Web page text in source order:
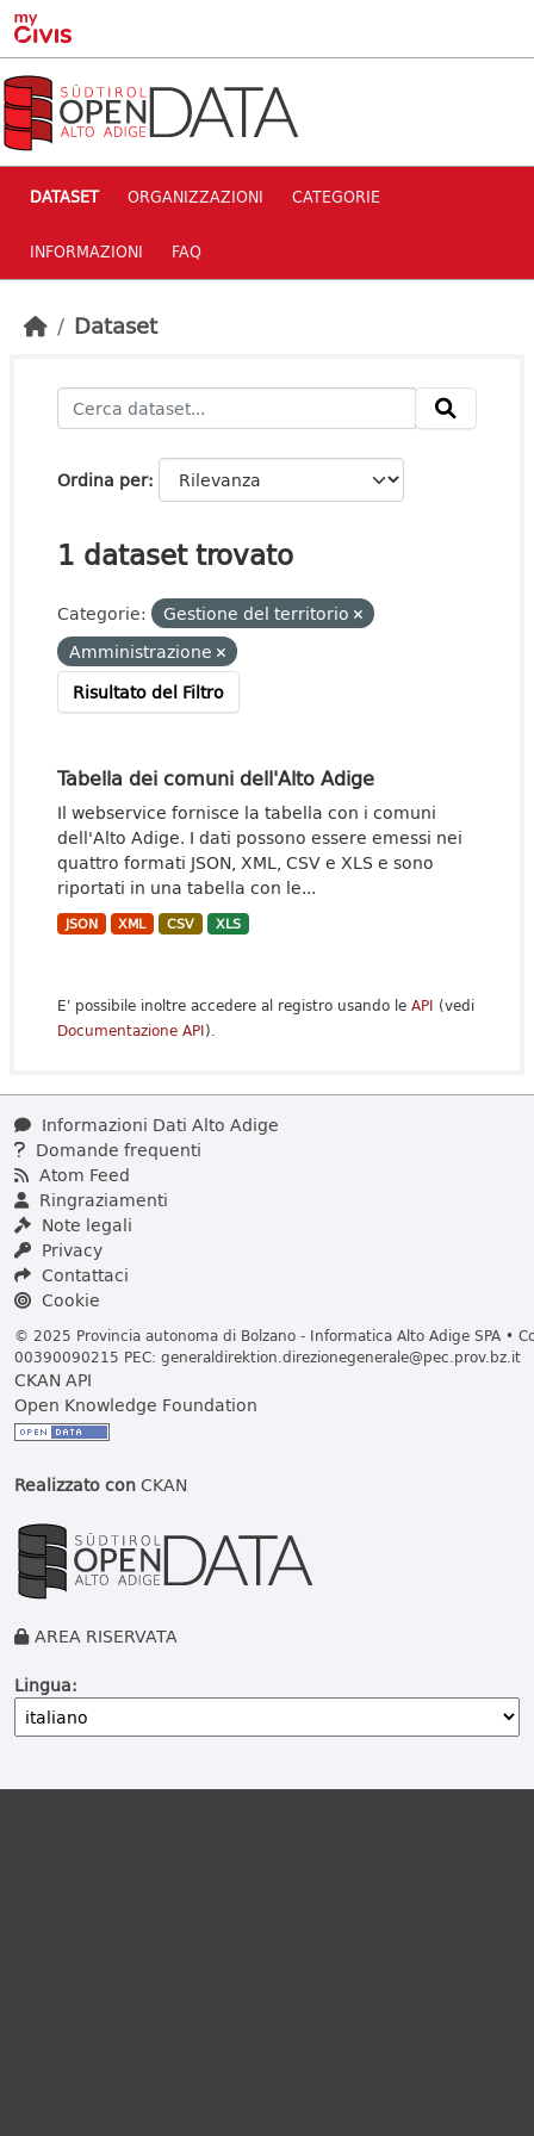
Skip to main content
DATASET ORGANIZZAZIONI CATEGORIE
INFORMAZIONI FAQ
Dataset
Ordina per
1 dataset trovato
Categorie:
Gestione del territorio
Amministrazione
Risultato del Filtro
Tabella dei comuni dell'Alto Adige
Il webservice fornisce la tabella con i comuni
dell'Alto Adige. I dati possono essere emessi nei
quattro formati JSON, XML, CSV e XLS e sono
riportati in una tabella con le...
JSON XML CSV XLS
E' possibile inoltre accedere al registro usando le API (vedi
Documentazione API).
Informazioni Dati Alto Adige
Domande frequenti
Atom Feed
Ringraziamenti
Note legali
Privacy
Contattaci
Cookie
© 2025 Provincia autonoma di Bolzano - Informatica Alto Adige SPA •
00390090215 PEC: generaldirektion.direzionegenerale@pec.prov.bz.it
CKAN API
Open Knowledge Foundation
Realizzato conCKAN
AREA RISERVATA
Lingua